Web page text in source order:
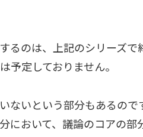
るのは、上記のシリーズで
予定しておりません。
ないという部分もあるので
において、議論のコアの部